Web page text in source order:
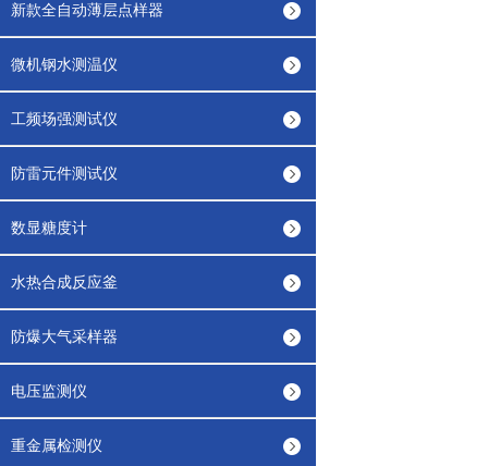
新款全自动薄层点样器
微机钢水测温仪
工频场强测试仪
防雷元件测试仪
数显糖度计
水热合成反应釜
防爆大气采样器
电压监测仪
重金属检测仪